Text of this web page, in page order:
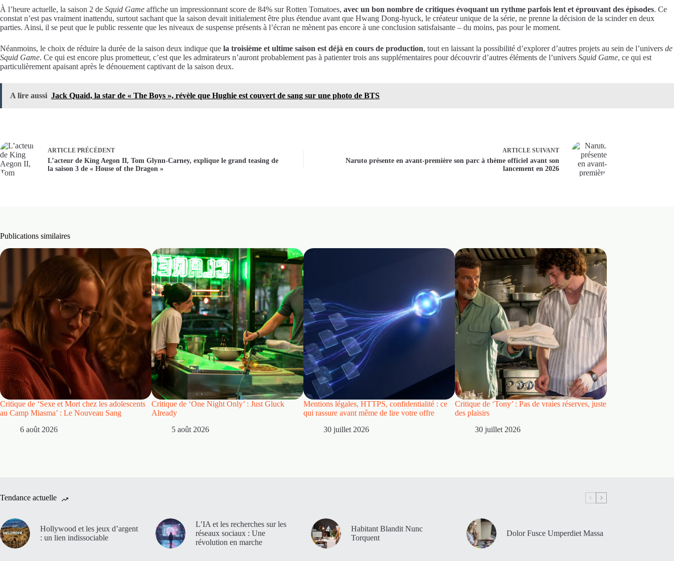
À l’heure actuelle, la saison 2 de Squid Game affiche un impressionnant score de 84% sur Rotten Tomatoes, avec un bon nombre de critiques évoquant un rythme parfois lent et éprouvant des épisodes. Ce
constat n’est pas vraiment inattendu, surtout sachant que la saison devait initialement être plus étendue avant que Hwang Dong-hyuck, le créateur unique de la série, ne prenne la décision de la scinder en deux
parties. Ainsi, il se peut que le public ressente que les niveaux de suspense présents à l’écran ne mènent pas encore à une conclusion satisfaisante – du moins, pas pour le moment.
Néanmoins, le choix de réduire la durée de la saison deux indique que la troisième et ultime saison est déjà en cours de production, tout en laissant la possibilité d’explorer d’autres projets au sein de l’univers de
Squid Game. Ce qui est encore plus prometteur, c’est que les admirateurs n’auront probablement pas à patienter trois ans supplémentaires pour découvrir d’autres éléments de l’univers Squid Game, ce qui est
particulièrement apaisant après le dénouement captivant de la saison deux.
A lire aussi Jack Quaid, la star de « The Boys », révèle que Hughie est couvert de sang sur une photo de BTS
ARTICLE PRÉCÉDENT
L’acteur de King Aegon II, Tom Glynn-Carney, explique le grand teasing de
la saison 3 de « House of the Dragon »
ARTICLESUIVANT
Naruto présente en avant-première son parc à thème officiel avant son
lancement en 2026
Publications similaires
Critique de ‘Sexe et Mort chez les adolescents
au Camp Miasma’ : Le Nouveau Sang
6 août 2026
Critique de ‘One Night Only’ : Just Gluck
Already
5 août 2026
Mentions légales, HTTPS, confidentialité : ce
qui rassure avant même de lire votre offre
30 juillet 2026
Critique de ‘Tony’ : Pas de vraies réserves, juste
des plaisirs
30 juillet 2026
Tendance actuelle
Hollywood et les jeux d’argent
: un lien indissociable
L’IA et les recherches sur les
réseaux sociaux : Une
révolution en marche
Habitant Blandit Nunc
Torquent
Dolor Fusce Umperdiet Massa